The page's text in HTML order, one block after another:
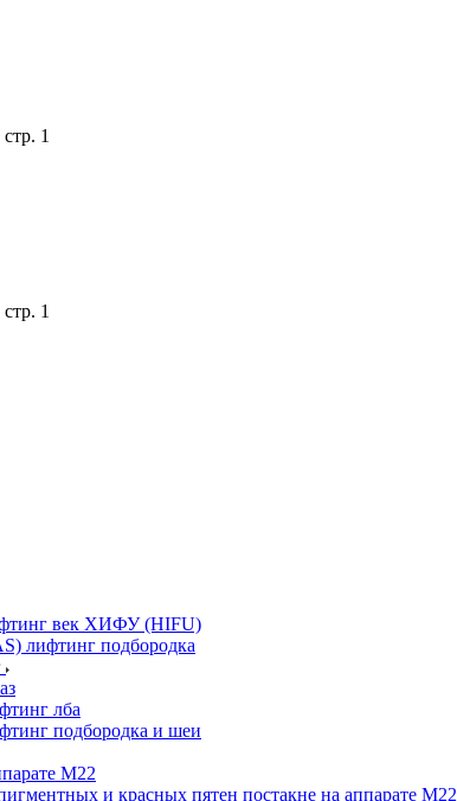
1
1
век ХИФУ (HIFU)
подбородка
лба
подбородка и шеи
М22
и красных пятен постакне на аппарате М22